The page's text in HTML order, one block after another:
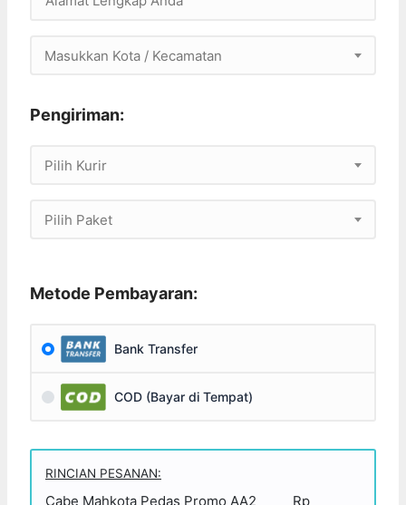
Masukkan Kota / Kecamatan
Pengiriman:
Pilih Kurir
Pilih Paket
Metode Pembayaran:
Bank Transfer
COD (Bayar di Tempat)
RINCIAN PESANAN:
Cabe Mahkota Pedas Promo AA2 Rp